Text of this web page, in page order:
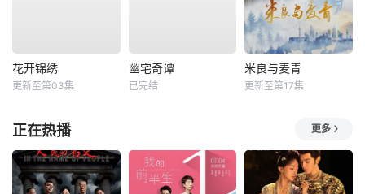
花开锦绣
更新至第03集
幽宅奇谭
已完结
米良与麦青
更新至第17集
正在热播 更多